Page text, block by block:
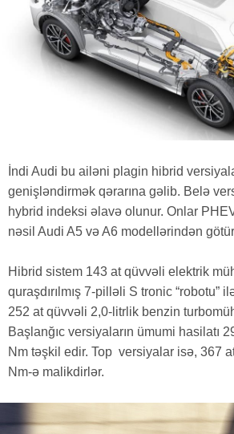
İndi Audi bu ailəni plagin hibrid
genişləndirmək qərarına gəlib. Belə
hybrid indeksi əlavə olunur. Onlar
nəsil Audi A5 və A6 modellərindən
Hibrid sistem 143 at qüvvəli elektrik
quraşdırılmış 7-pilləli S tronic “robotu”
252 at qüvvəli 2,0-litrlik benzin
Başlanğıc versiyaların ümumi hasilatı
Nm təşkil edir. Top versiyalar isə, 367
Nm-ə malikdirlər.